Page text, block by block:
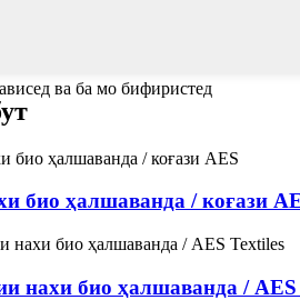
ва ба мо бифиристед
био ҳалшаванда / коғази
нахи био ҳалшаванда / AES